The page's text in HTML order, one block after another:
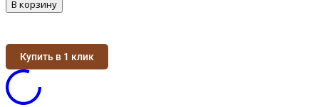
В корзину
Купить в 1 клик